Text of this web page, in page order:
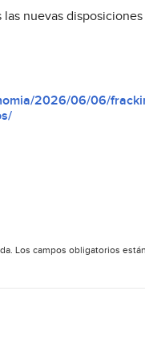
nuevas
2026/06/06/
Los campos obligatorios